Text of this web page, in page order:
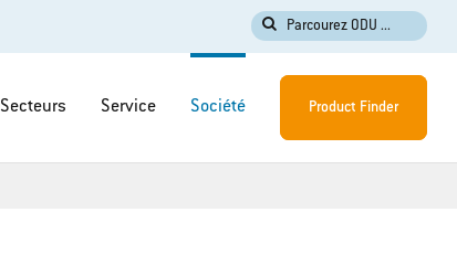
Parcourez ODU ...
Secteurs Service Société Product Finder